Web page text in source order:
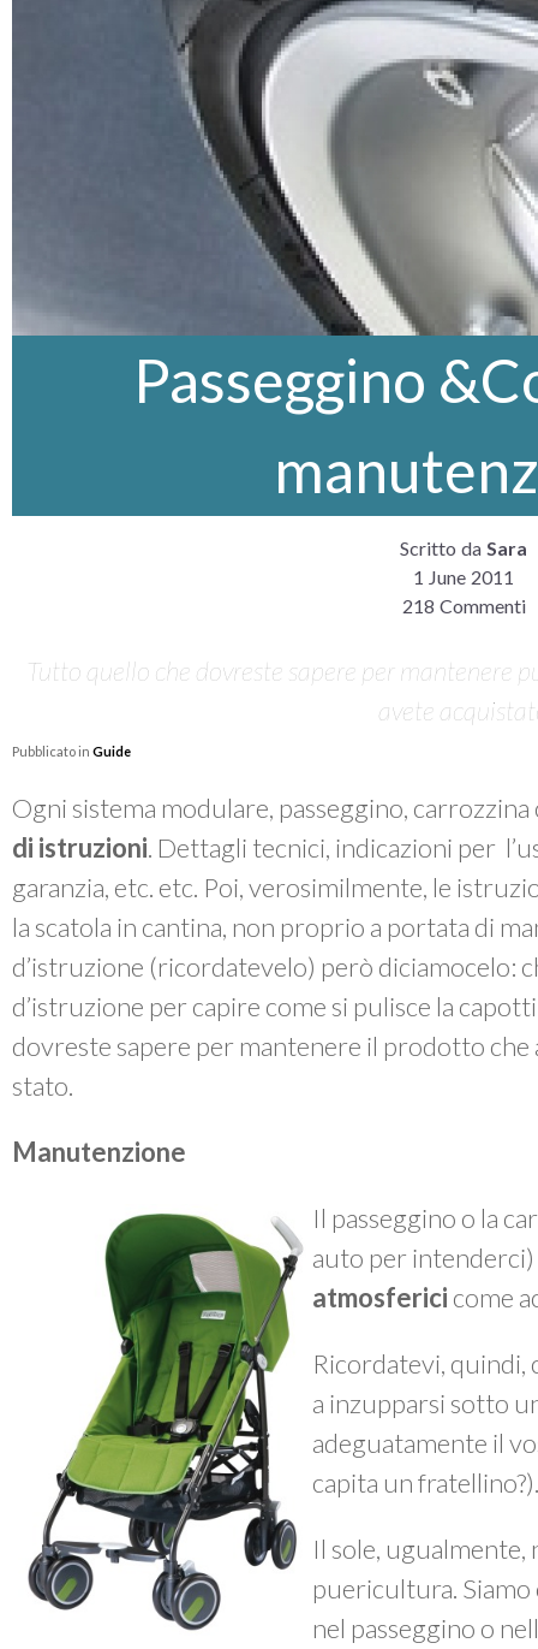
Passeggino
Scritto da Sara
1 June 2011
218 Commenti
Tutto quello che dovreste sapere per mantenere
avete
Pubblicato in Guide
Ogni sistema modulare, passeggino,
di istruzioni. Dettagli tecnici, indicazioni per
garanzia, etc. etc. Poi, verosimilmente, le
la scatola in cantina, non proprio a portata di
d’istruzione (ricordatevelo) però diciamocelo:
d’istruzione per capire come si pulisce la
dovreste sapere per mantenere il prodotto
stato.
Manutenzione
Il passeggino o la
auto per
atmosferici come
Ricordatevi, quindi,
a inzupparsi sotto
adeguatamente il
capita un fratellino?).
Il sole, ugualmente,
puericultura.
nel passeggino o